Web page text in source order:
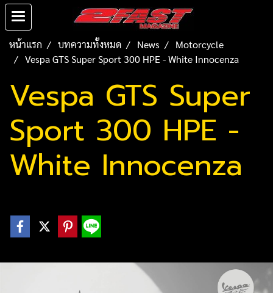
หน้าแรก บทความทั้งหมด News
Motorcycle
Vespa GTS Super Sport 300 HPE - White Innocenza
Vespa GTS Super
Sport 300 HPE -
White Innocenza